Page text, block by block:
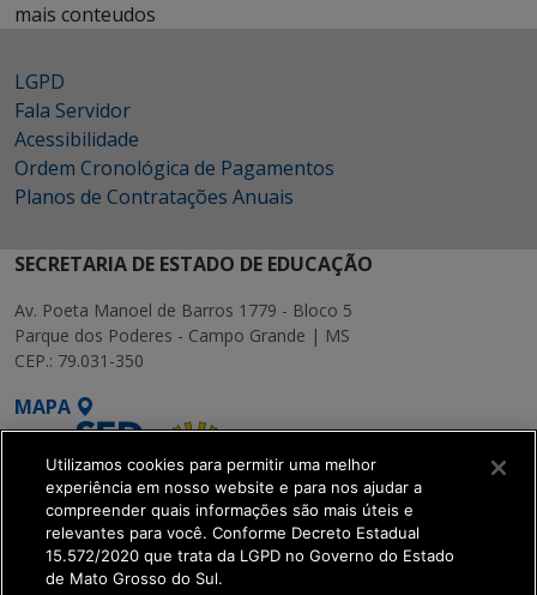
mais conteudos
LGPD
Fala Servidor
Acessibilidade
Ordem Cronológica de Pagamentos
Planos de Contratações Anuais
SECRETARIA DE ESTADO DE EDUCAÇÃO
Av. Poeta Manoel de Barros 1779 - Bloco 5
Parque dos Poderes - Campo Grande | MS
CEP.: 79.031-350
MAPA
SETDIG | Secretaria-
Utilizamos cookies para permitir uma melhor
experiência em nosso website e para nos ajudar a
compreender quais informações são mais úteis e
relevantes para você. Conforme Decreto Estadual
15.572/2020 que trata da LGPD no Governo do Estado
de Mato Grosso do Sul.